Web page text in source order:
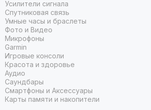
Усилители сигнала
Спутниковая связь
Умные часы и браслеты
Фото и Видео
Микрофоны
Garmin
Игровые консоли
Красота и здоровье
Аудио
Саундбары
Смартфоны и Аксессуары
Карты памяти и накопители